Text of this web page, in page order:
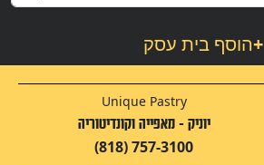
הוסף בית עסק+
Unique Pastry
יוניק - מאפייה וקונדיטוריה
(818) 757-3100